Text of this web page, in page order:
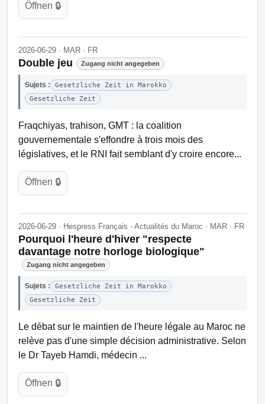
Öffnen 🔒
2026-06-29 · MAR · FR
Double jeu Zugang nicht angegeben
Sujets :
Gesetzliche Zeit in Marokko
Gesetzliche Zeit
Fraqchiyas, trahison, GMT : la coalition
gouvernementale s'effondre à trois mois des
législatives, et le RNI fait semblant d'y croire encore...
Öffnen 🔒
2026-06-29 · Hespress Français - Actualités du Maroc · MAR · FR
Pourquoi l'heure d'hiver "respecte
davantage notre horloge biologique"
Zugang nicht angegeben
Sujets :
Gesetzliche Zeit in Marokko
Gesetzliche Zeit
Le débat sur le maintien de l'heure légale au Maroc ne
relève pas d'une simple décision administrative. Selon
le Dr Tayeb Hamdi, médecin ...
Öffnen 🔒